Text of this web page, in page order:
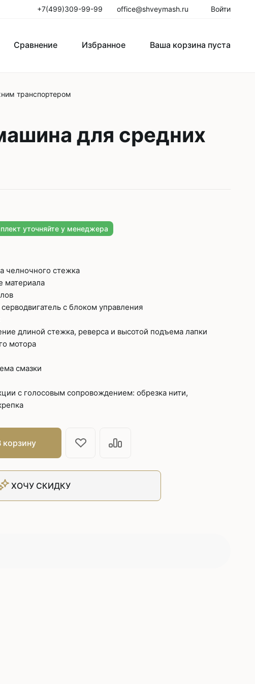
+7(499)309-99-99 office@shveymash.ru Войти
Сравнение Избранное Ваша корзина пуста
стежка
с платформой
с рукавной
машины
машины
зиг-заг
Закрепочные швейные машины
швейных машин
транспортером
для средних
уточняйте у менеджера
челночного стежка
материала
с блоком управления
длиной стежка, реверса и высотой подъема лапки
мотора
смазки
с голосовым сопровождением: обрезка нити,
корзину
ХОЧУ СКИДКУ